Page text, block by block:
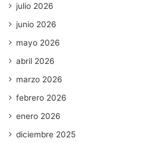
julio 2026
junio 2026
mayo 2026
abril 2026
marzo 2026
febrero 2026
enero 2026
diciembre 2025